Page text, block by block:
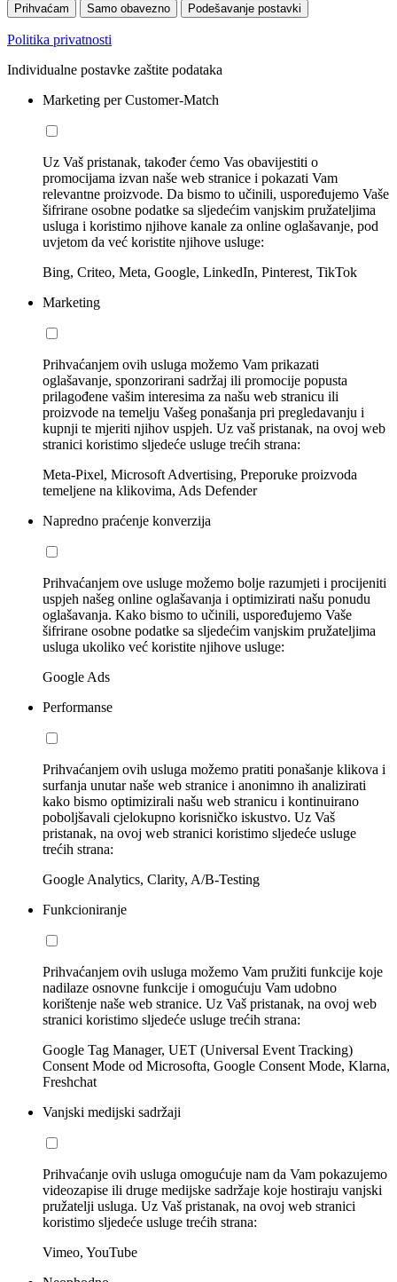
Prihvaćam Samo obavezno Podešavanje postavki
Politika privatnosti
Individualne postavke zaštite podataka
Marketing per Customer-Match
Uz Vaš pristanak, također ćemo Vas obavijestiti o
promocijama izvan naše web stranice i pokazati Vam
relevantne proizvode. Da bismo to učinili, uspoređujemo Vaše
šifrirane osobne podatke sa sljedećim vanjskim pružateljima
usluga i koristimo njihove kanale za online oglašavanje, pod
uvjetom da već koristite njihove usluge:
Bing, Criteo, Meta, Google, LinkedIn, Pinterest, TikTok
Marketing
Prihvaćanjem ovih usluga možemo Vam prikazati
oglašavanje, sponzorirani sadržaj ili promocije popusta
prilagođene vašim interesima za našu web stranicu ili
proizvode na temelju Vašeg ponašanja pri pregledavanju i
kupnji te mjeriti njihov uspjeh. Uz vaš pristanak, na ovoj web
stranici koristimo sljedeće usluge trećih strana:
Meta-Pixel, Microsoft Advertising, Preporuke proizvoda
temeljene na klikovima, Ads Defender
Napredno praćenje konverzija
Prihvaćanjem ove usluge možemo bolje razumjeti i procijeniti
uspjeh našeg online oglašavanja i optimizirati našu ponudu
oglašavanja. Kako bismo to učinili, uspoređujemo Vaše
šifrirane osobne podatke sa sljedećim vanjskim pružateljima
usluga ukoliko već koristite njihove usluge:
Google Ads
Performanse
Prihvaćanjem ovih usluga možemo pratiti ponašanje klikova i
surfanja unutar naše web stranice i anonimno ih analizirati
kako bismo optimizirali našu web stranicu i kontinuirano
poboljšavali cjelokupno korisničko iskustvo. Uz Vaš
pristanak, na ovoj web stranici koristimo sljedeće usluge
trećih strana:
Google Analytics, Clarity, A/B-Testing
Funkcioniranje
Prihvaćanjem ovih usluga možemo Vam pružiti funkcije koje
nadilaze osnovne funkcije i omogućuju Vam udobno
korištenje naše web stranice. Uz Vaš pristanak, na ovoj web
stranici koristimo sljedeće usluge trećih strana:
Google Tag Manager, UET (Universal Event Tracking)
Consent Mode od Microsofta, Google Consent Mode, Klarna,
Freshchat
Vanjski medijski sadržaji
Prihvaćanje ovih usluga omogućuje nam da Vam pokazujemo
videozapise ili druge medijske sadržaje koje hostiraju vanjski
pružatelji usluga. Uz Vaš pristanak, na ovoj web stranici
koristimo sljedeće usluge trećih strana:
Vimeo, YouTube